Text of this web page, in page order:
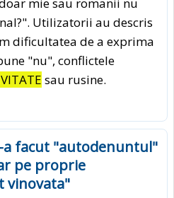
Utilizatorii au descris
dificultatea de a exprima
"nu", conflictele
sau rusine.
a facut "autodenuntul"
pe proprie
vinovata"